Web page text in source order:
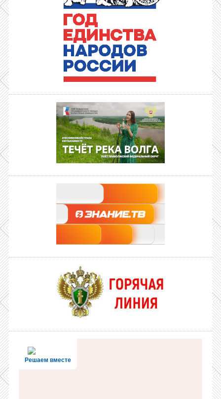
Решаем вместе